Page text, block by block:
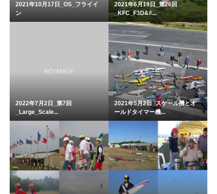
2021年10月17日_OS_フライイ
ン
2021年6月19日_第26回
_KFC_F3D&#...
2022年7月2日_第7回
_Large_Scale...
2021年5月2日_スケール機とオ
ールドタイマー機...